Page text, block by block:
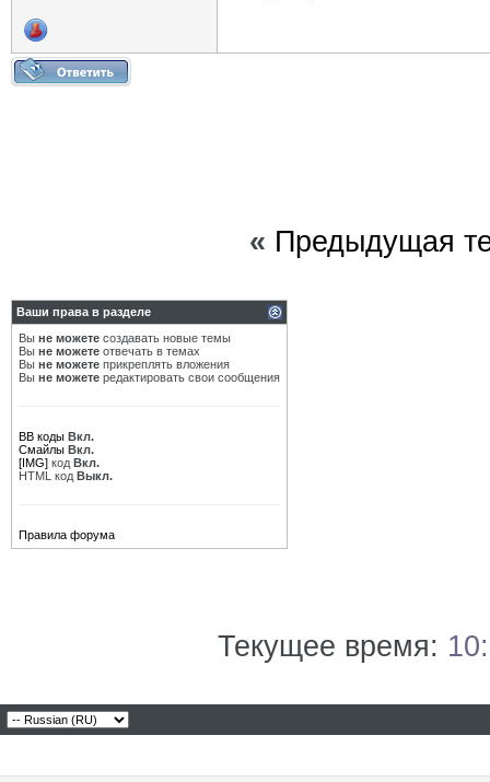
« Предыдущая
Ваши права в разделе
Вы не можете создавать новые темы
Вы не можете отвечать в темах
Вы не можете прикреплять вложения
Вы не можете редактировать свои сообщения
BB коды Вкл.
Смайлы Вкл.
[IMG] код Вкл.
HTML код Выкл.
Правила форума
Текущее время: